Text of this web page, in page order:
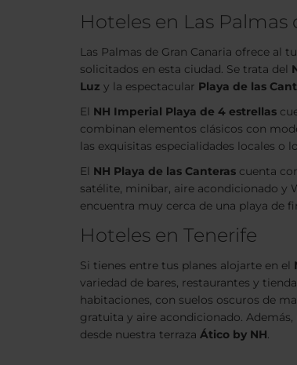
Hoteles en Las Palmas
Las Palmas de Gran Canaria ofrece al
solicitados en esta ciudad. Se trata del
Luz y la espectacular Playa de las
El NH Imperial Playa de 4 estrellas
combinan elementos clásicos con
las exquisitas especialidades locales o
El NH Playa de las Canteras cuenta
satélite, minibar, aire acondicionado y
encuentra muy cerca de una playa de
Hoteles en Tenerife
Si tienes entre tus planes alojarte en el
variedad de bares, restaurantes y
habitaciones, con suelos oscuros de
gratuita y aire acondicionado.
desde nuestra terraza Ático by NH.